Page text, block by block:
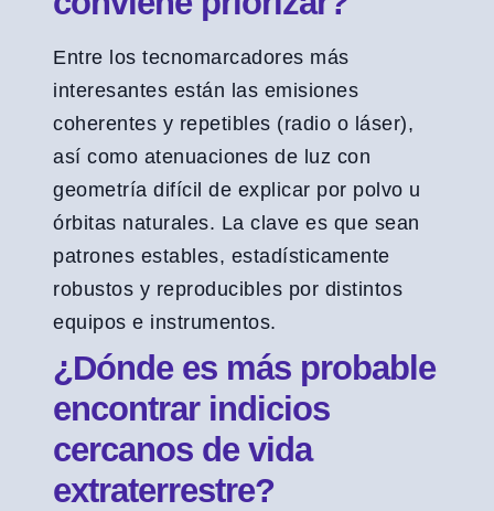
Entre los tecnomarcadores más
interesantes están las emisiones
coherentes y repetibles (radio o láser),
así como atenuaciones de luz con
geometría difícil de explicar por polvo u
órbitas naturales. La clave es que sean
patrones estables, estadísticamente
robustos y reproducibles por distintos
equipos e instrumentos.
¿Dónde es más probable
encontrar indicios
cercanos de vida
extraterrestre?